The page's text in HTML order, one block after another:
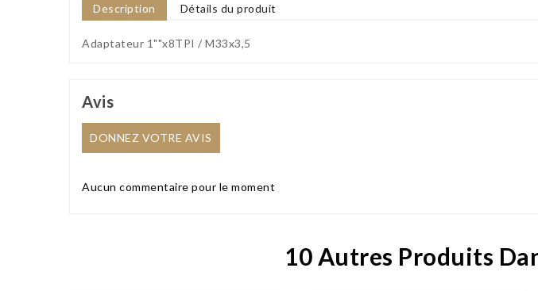
Description Détails du produit
Adaptateur 1""x8TPI / M33x3,5
Avis
DONNEZ VOTRE AVIS
Aucun commentaire pour le moment
10 Autres Produits